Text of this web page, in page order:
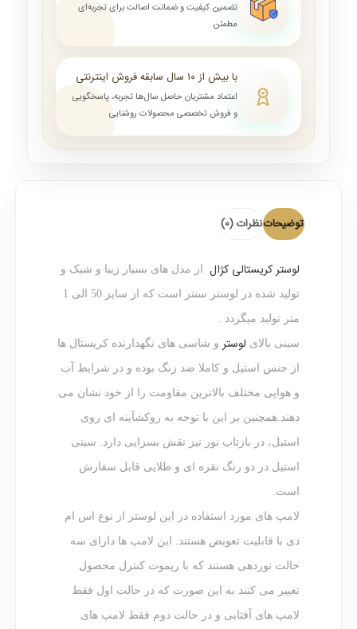
تضمین کیفیت و ضمانت اصالت برای تجربه‌ای
مطمئن
با بیش از ۱۰ سال سابقه فروش اینترنتی
اعتماد مشتریان حاصل سال‌ها تجربه، پاسخگویی
و فروش تخصصی محصولات روشنایی
توضیحاتنظرات (0)
لوستر کریستالی کژال از مدل های بسیار زیبا و شیک و
تولید شده در لوستر سنتر است که از سایز 50 الی 1
متر تولید میگردد .
سینی بالای لوستر و شاسی های نگهدارنده کریستال ها
از جنس استیل و کاملا ضد زنگ بوده و در شرایط آب
و هوایی مختلف بالاترین مقاومت را از خود نشان می
دهند.همچنین بر این با توجه به روکشآینه ای روی
استیل، در بازتاب نور نیز نقش بسزایی دارد. سینی
استیل در دو رنگ نقره ای و طلایی قابل سفارش
است.
لامپ های مورد استفاده در این لوستر از نوع اس ام
دی با قابلیت تعویض هستند. این لامپ ها دارای سه
حالت نوردهی هستند که با ریموت کنترل محصول
تغییر می کنند به این صورت که در حالت اول فقط
لامپ های آفتابی و در حالت دوم فقط لامپ های